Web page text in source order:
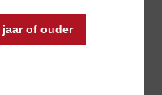
of ouder